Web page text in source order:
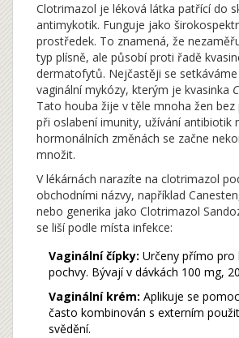
Clotrimazol je léková látka patřící do
antimykotik. Funguje jako
prostředek. To znamená, že
typ plísně, ale působí proti řadě
dermatofytů. Nejčastěji se
vaginální mykózy, kterým je kvasinka
Tato houba žije v těle mnoha žen
při oslabení imunity, užívání antibiotik
hormonálních změnách se začne
množit.
V lékárnách narazíte na clotrimazol
obchodními názvy, například
nebo generika jako Clotrimazol
se liší podle místa infekce:
Vaginální čípky: Určeny přímo pro
pochvy. Bývají v dávkách 100 mg,
Vaginální krém: Aplikuje se
často kombinován s externím
svědění.